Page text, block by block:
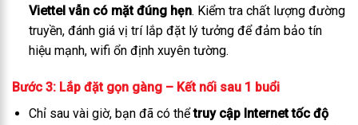
Viettel vẫn có mặt đúng hẹn. Kiểm tra chất lượng đường
truyền, đánh giá vị trí lắp đặt lý tưởng để đảm bảo tín
hiệu mạnh, wifi ổn định xuyên tường.
Bước 3: Lắp đặt gọn gàng – Kết nối sau 1 buổi
Chỉ sau vài giờ, bạn đã có thểtruy cập Internet tốc độ